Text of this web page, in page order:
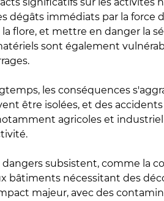
dégâts immédiats par la force
flore, et mettre en danger la
sont également
les conséquences
être isolées, et des
agricoles et
dangers subsistent, comme la
bâtiments nécessitant des
majeur, avec des